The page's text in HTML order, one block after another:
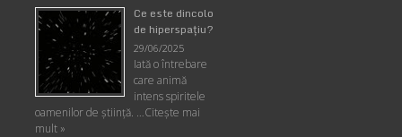
Ce este dincolo
de hiperspaţiu?
29/06/2025
Iată o întrebare
care animă
intens spiritele
oamenilor de ştiinţă. …Citește mai
mult »